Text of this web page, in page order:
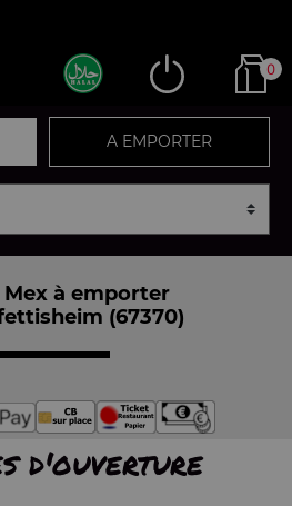
0
A EMPORTER
Mex à emporter
(67370)
d'ouverture